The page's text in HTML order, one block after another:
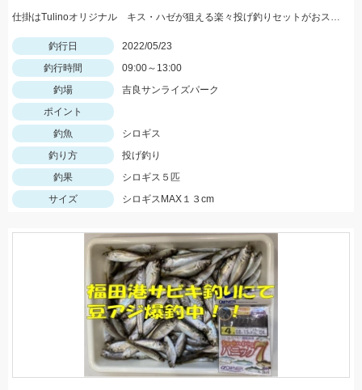
仕掛はTulinoオリジナル キス・ハゼが狙える楽々投げ釣りセットがおススメです！
釣行日
2022/05/23
釣行時間
09:00～13:00
釣場
吉良サンライズパーク
ポイント
釣魚
シロギス
釣り方
投げ釣り
釣果
シロギス５匹
サイズ
シロギスMAX１３cm